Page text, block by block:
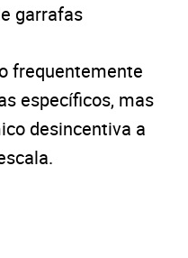
garrafas
frequentemente
específicos, mas
desincentiva a